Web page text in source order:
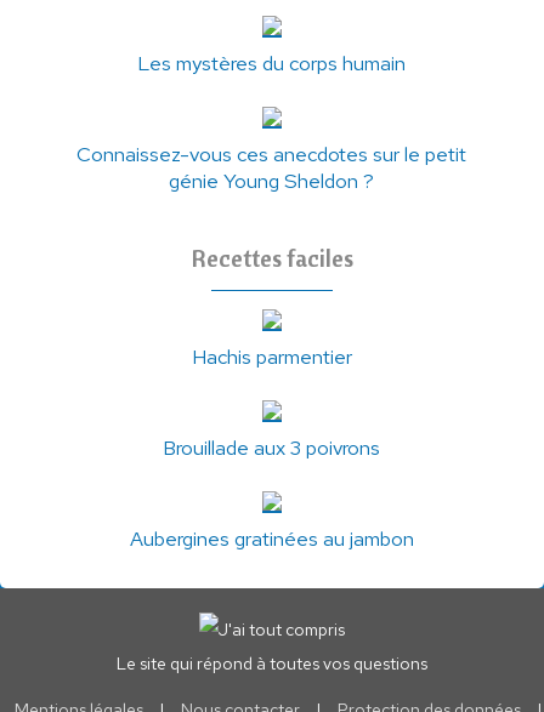
Les mystères du corps humain
Connaissez-vous ces anecdotes sur le petit
génie Young Sheldon ?
Recettes faciles
Hachis parmentier
Brouillade aux 3 poivrons
Aubergines gratinées au jambon
Le site qui répond à toutes vos questions